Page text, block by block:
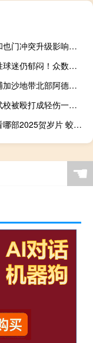
以色列和也门冲突升级影响几何？ 专家解读
上海首胜球迷仍郁闷！众数据无改观，仅靠7人硬扛 胜利难掩困境
以军逮捕加沙地带北部阿德万医院所有男性医务人员
男孩在武校被殴打成轻伤一级 教练无证仅17岁引争议
你最想看哪部2025贺岁片 蛟龙出海引期待
☚